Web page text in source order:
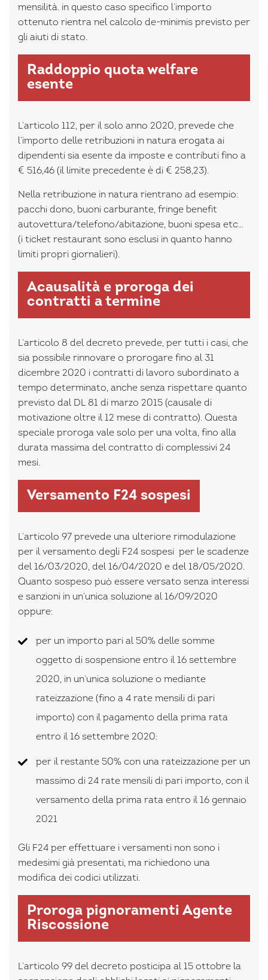
mensilità. in questo caso specifico l’importo
ottenuto rientra nel calcolo de-minimis previsto per
gli aiuti di stato.
Raddoppio quota welfare
esente
L’articolo 112, per il solo anno 2020, prevede che
l’importo delle retribuzioni in natura erogata ai
dipendenti sia esente da imposte e contributi fino a
€ 516,46 (il limite precedente è di € 258,23).
Nella retribuzione in natura rientrano ad esempio:
pacchi dono, buoni carburante, fringe benefit
autovettura/telefono/abitazione, buoni spesa etc…
(i ticket restaurant sono esclusi in quanto hanno
limiti propri giornalieri).
Acausalità e proroga dei
contratti a termine
L’articolo 8 del decreto prevede, per tutti i casi, che
sia possibile rinnovare o prorogare fino al 31
dicembre 2020 i contratti di lavoro subordinato a
tempo determinato, anche senza rispettare quanto
previsto dal DL 81 di marzo 2015 (causale di
motivazione oltre il 12 mese di contratto). Questa
speciale proroga vale solo per una volta, fino alla
durata massima del contratto di complessivi 24
mesi.
Versamento F24 sospesi
L’articolo 97 prevede una ulteriore rimodulazione
per il versamento degli F24 sospesi per le scadenze
del 16/03/2020, del 16/04/2020 e del 18/05/2020.
Quanto sospeso può essere versato senza interessi
e sanzioni in un’unica soluzione al 16/09/2020
oppure:
per un importo pari al 50% delle somme
oggetto di sospensione entro il 16 settembre
2020, in un’unica soluzione o mediante
rateizzazione (fino a 4 rate mensili di pari
importo) con il pagamento della prima rata
entro il 16 settembre 2020;
per il restante 50% con una rateizzazione per un
massimo di 24 rate mensili di pari importo, con il
versamento della prima rata entro il 16 gennaio
2021
Gli F24 per effettuare i versamenti non sono i
medesimi già presentati, ma richiedono una
modifica dei codici utilizzati.
Proroga pignoramenti Agente
Riscossione
L’articolo 99 del decreto posticipa al 15 ottobre la